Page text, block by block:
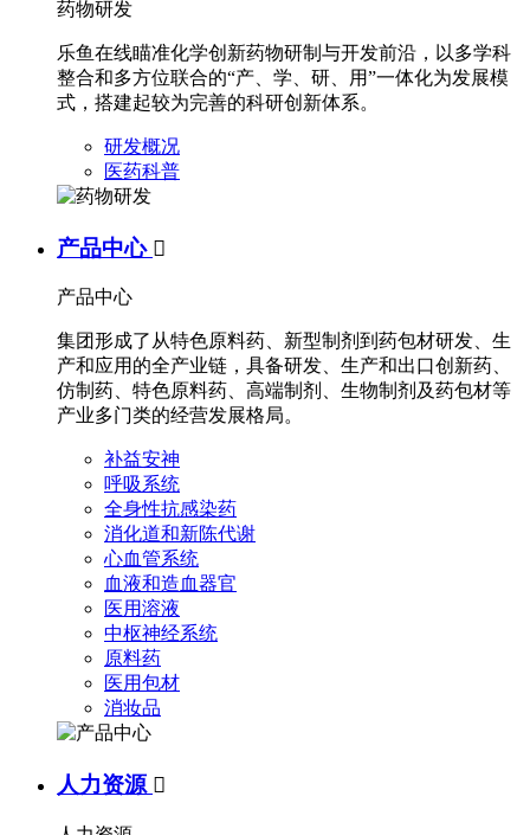
药物研发
乐鱼在线瞄准化学创新药物研制与开发前沿，以多学科
整合和多方位联合的“产、学、研、用”一体化为发展模
式，搭建起较为完善的科研创新体系。
研发概况
医药科普
产品中心 
产品中心
集团形成了从特色原料药、新型制剂到药包材研发、生
产和应用的全产业链，具备研发、生产和出口创新药、
仿制药、特色原料药、高端制剂、生物制剂及药包材等
产业多门类的经营发展格局。
补益安神
呼吸系统
全身性抗感染药
消化道和新陈代谢
心血管系统
血液和造血器官
医用溶液
中枢神经系统
原料药
医用包材
消妆品
人力资源 